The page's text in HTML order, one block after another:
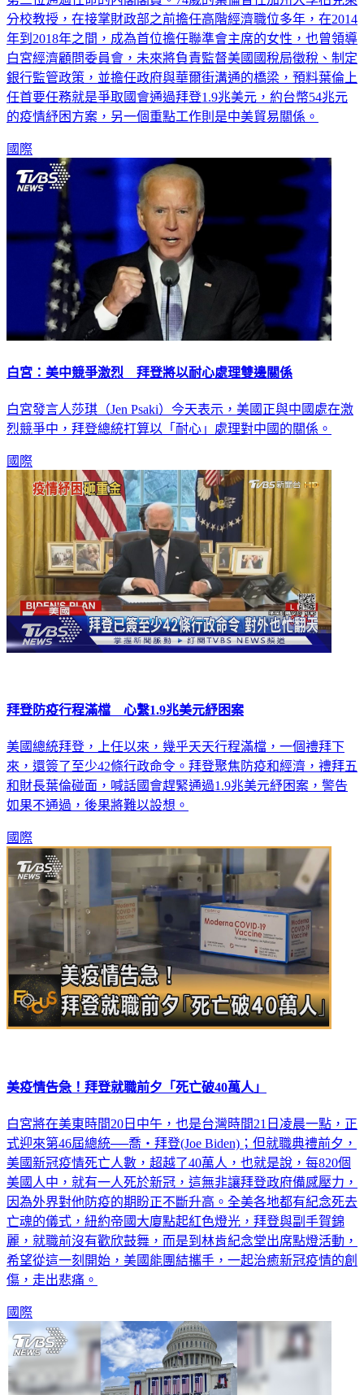
分校教授，在接掌財政部之前擔任高階經濟職位多年，在2014
年到2018年之間，成為首位擔任聯準會主席的女性，也曾領導
白宮經濟顧問委員會，未來將負責監督美國國稅局徵稅、制定
銀行監管政策，並擔任政府與華爾街溝通的橋梁，預料葉倫上
任首要任務就是爭取國會通過拜登1.9兆美元，約台幣54兆元
的疫情紓困方案，另一個重點工作則是中美貿易關係。
國際
白宮：美中競爭激烈 拜登將以耐心處理雙邊關係
白宮發言人莎琪（Jen Psaki）今天表示，美國正與中國處在激
烈競爭中，拜登總統打算以「耐心」處理對中國的關係。
國際
拜登防疫行程滿檔 心繫1.9兆美元紓困案
美國總統拜登，上任以來，幾乎天天行程滿檔，一個禮拜下
來，還簽了至少42條行政命令。拜登聚焦防疫和經濟，禮拜五
和財長葉倫碰面，喊話國會趕緊通過1.9兆美元紓困案，警告
如果不通過，後果將難以設想。
國際
美疫情告急！拜登就職前夕「死亡破40萬人」
白宮將在美東時間20日中午，也是台灣時間21日凌晨一點，正
式迎來第46屆總統──喬‧拜登(Joe Biden)；但就職典禮前夕，
美國新冠疫情死亡人數，超越了40萬人，也就是說，每820個
美國人中，就有一人死於新冠，這無非讓拜登政府備感壓力，
因為外界對他防疫的期盼正不斷升高。全美各地都有紀念死去
亡魂的儀式，紐約帝國大廈點起紅色燈光，拜登與副手賀錦
麗，就職前沒有歡欣鼓舞，而是到林肯紀念堂出席點燈活動，
希望從這一刻開始，美國能團結攜手，一起治癒新冠疫情的創
傷，走出悲痛。
國際